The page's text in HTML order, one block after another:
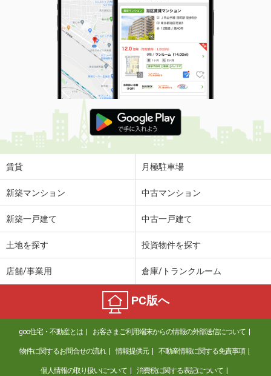
京都府京都市右京区太秦開日町
価 格
8.40万円
住 所
京都府京都市右京区太秦開日町
専有面積 64.8m²
間取り
2LDK
京都府京都市南区吉祥院中河原里北町
価 格
5万円
住 所
京都府京都市南区吉祥院中河原里北町
京都府京都市南区西九条池ノ内町
12.80万円
京都府京都市南区西九条池ノ内町
京都府京都市山科区竹鼻外田町
価 格
5万円
住 所
京都府京都市山科区竹鼻外田町
間取り
2DK
賃貸 月極駐車場
新築マンション 中古マンション
新築一戸建て 中古一戸建て
土地を探す 投資物件を探す
店舗/事業用 倉庫/トランクルーム
PC版へ
goo住宅・不動産とは お客さまご利用端末からの情報の外部送信について
物件に関するお問合せの流れ 情報提供元 不動産情報に関する免責事項
個人情報の取り扱いについて 消費税に関する表記について